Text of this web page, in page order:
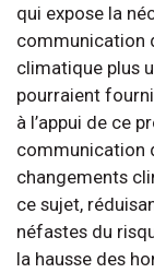
qui expose la
communication
climatique plus
pourraient
à l’appui de ce
communication
changements
ce sujet,
néfastes du
la hausse des